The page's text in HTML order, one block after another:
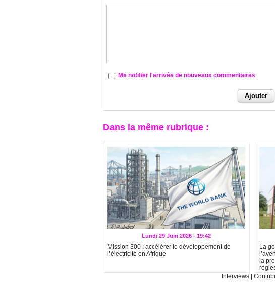
Me notifier l'arrivée de nouveaux commentaires
Dans la même rubrique :
Lundi 29 Juin 2026 - 19:42
Mission 300 : accélérer le développement de
l’électricité en Afrique
La
la
Interviews